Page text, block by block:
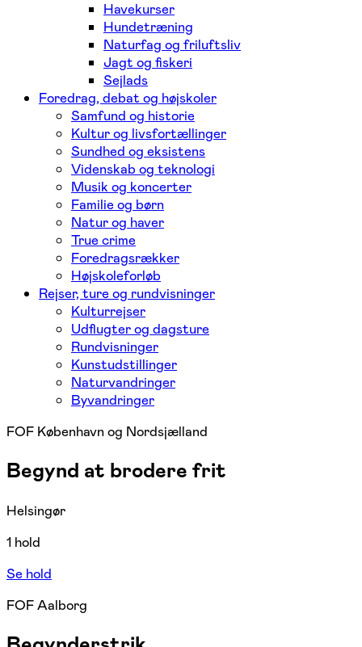
Havekurser
Hundetræning
Naturfag og friluftsliv
Jagt og fiskeri
Sejlads
Foredrag, debat og højskoler
Samfund og historie
Kultur og livsfortællinger
Sundhed og eksistens
Videnskab og teknologi
Musik og koncerter
Familie og børn
Natur og haver
True crime
Foredragsrækker
Højskoleforløb
Rejser, ture og rundvisninger
Kulturrejser
Udflugter og dagsture
Rundvisninger
Kunstudstillinger
Naturvandringer
Byvandringer
FOF København og Nordsjælland
Begynd at brodere frit
Helsingør
1 hold
Se hold
FOF Aalborg